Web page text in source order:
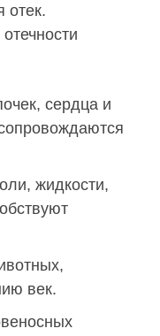
отек.
сердца и
жидкости,
век.